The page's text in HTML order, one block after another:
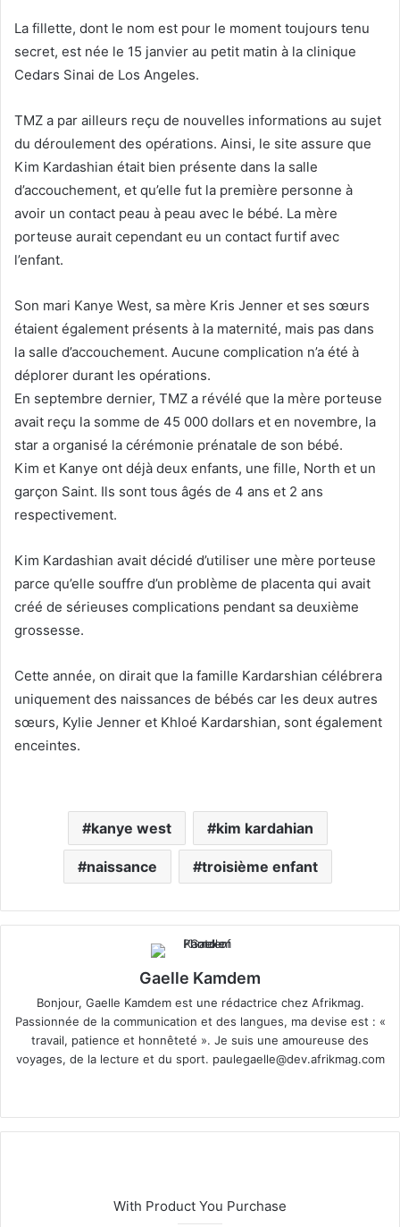
La fillette, dont le nom est pour le moment toujours tenu
secret, est née le 15 janvier au petit matin à la clinique
Cedars Sinai de Los Angeles.
TMZ a par ailleurs reçu de nouvelles informations au sujet
du déroulement des opérations. Ainsi, le site assure que
Kim Kardashian était bien présente dans la salle
d’accouchement, et qu’elle fut la première personne à
avoir un contact peau à peau avec le bébé. La mère
porteuse aurait cependant eu un contact furtif avec
l’enfant.
Son mari Kanye West, sa mère Kris Jenner et ses sœurs
étaient également présents à la maternité, mais pas dans
la salle d’accouchement. Aucune complication n’a été à
déplorer durant les opérations.
En septembre dernier, TMZ a révélé que la mère porteuse
avait reçu la somme de 45 000 dollars et en novembre, la
star a organisé la cérémonie prénatale de son bébé.
Kim et Kanye ont déjà deux enfants, une fille, North et un
garçon Saint. Ils sont tous âgés de 4 ans et 2 ans
respectivement.
Kim Kardashian avait décidé d’utiliser une mère porteuse
parce qu’elle souffre d’un problème de placenta qui avait
créé de sérieuses complications pendant sa deuxième
grossesse.
Cette année, on dirait que la famille Kardarshian célébrera
uniquement des naissances de bébés car les deux autres
sœurs, Kylie Jenner et Khloé Kardarshian, sont également
enceintes.
kanye west kim kardahian
naissance troisième enfant
Gaelle Kamdem
Bonjour, Gaelle Kamdem est une rédactrice chez Afrikmag.
Passionnée de la communication et des langues, ma devise est : «
travail, patience et honnêteté ». Je suis une amoureuse des
voyages, de la lecture et du sport. paulegaelle@dev.afrikmag.com
te
With Product You Purchase